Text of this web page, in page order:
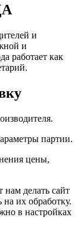
и
и
работает как
партии.
цены,
делать сайт
на их обработку.
в настройках